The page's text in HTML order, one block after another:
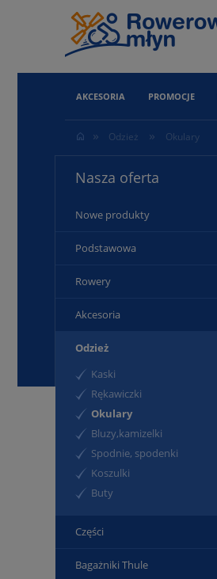
AKCESORIA PROMOCJE
» Odzież » Okulary
Nasza oferta
Nowe produkty
Podstawowa
Rowery
Akcesoria
Odzież
Kaski
Rękawiczki
Okulary
Bluzy,kamizelki
Spodnie, spodenki
Koszulki
Buty
Części
Bagażniki Thule